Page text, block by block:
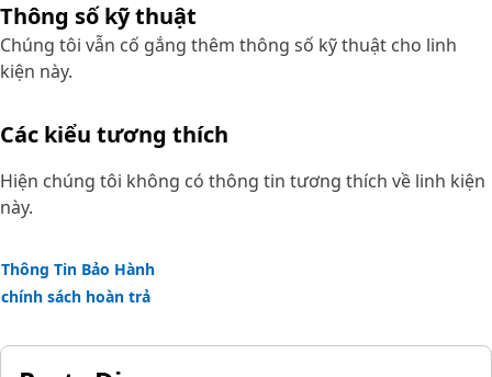
Thông số kỹ thuật
Chúng tôi vẫn cố gắng thêm thông số kỹ thuật cho linh
kiện này.
Các kiểu tương thích
Hiện chúng tôi không có thông tin tương thích về linh kiện
này.
Thông Tin Bảo Hành
chính sách hoàn trả